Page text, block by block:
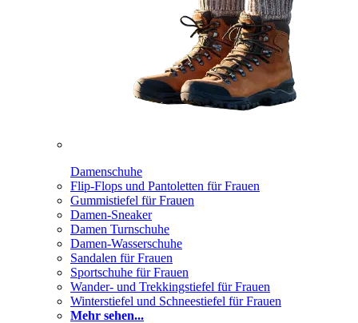
Damenschuhe
Flip-Flops und Pantoletten für Frauen
Gummistiefel für Frauen
Damen-Sneaker
Damen Turnschuhe
Damen-Wasserschuhe
Sandalen für Frauen
Sportschuhe für Frauen
Wander- und Trekkingstiefel für Frauen
Winterstiefel und Schneestiefel für Frauen
Mehr sehen...